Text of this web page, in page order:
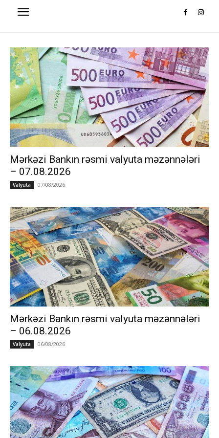
Mərkəzi Bankın rəsmi valyuta məzənnələri
– 07.08.2026
Valyuta 07/08/2026
Mərkəzi Bankın rəsmi valyuta məzənnələri
– 06.08.2026
Valyuta 06/08/2026